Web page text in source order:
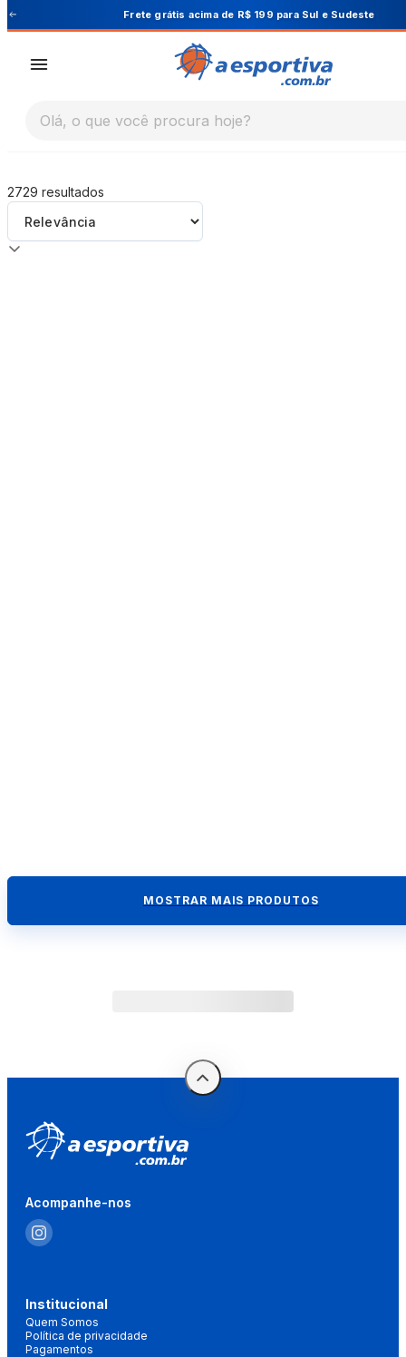
A Esportiva Frete grátis acima de R$ 199 para Sul e Sudeste
Olá, o que você procura hoje?
2729 resultados
MOSTRAR MAIS PRODUTOS
Acompanhe-nos
Institucional
Quem Somos
Política de privacidade
Pagamentos